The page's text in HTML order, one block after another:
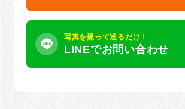
写真を撮って送るだけ！
LINEでお問い合わせ